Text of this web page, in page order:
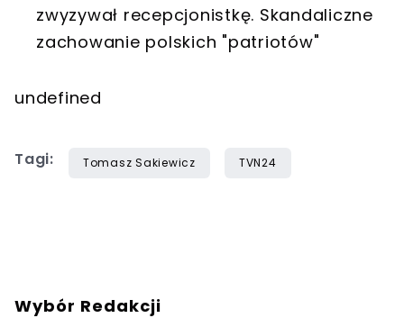
zwyzywał recepcjonistkę. Skandaliczne
zachowanie polskich "patriotów"
undefined
Tagi: Tomasz Sakiewicz TVN24
Wybór Redakcji